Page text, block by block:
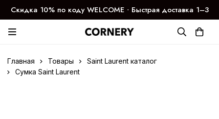
Скидка 10% по коду WELCOME ∙ Быстрая доставка 1–3
дня
Главная Товары
Saint Laurent каталог
Сумка Saint Laurent